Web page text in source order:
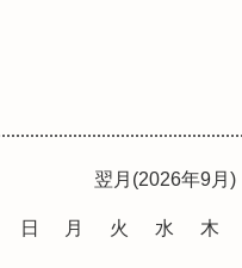
翌月(2026年9月)
日 月 火 水 木